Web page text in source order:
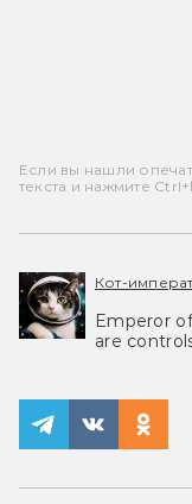
Если вы нашли
текста и нажмите
Кот-
Emperor
are